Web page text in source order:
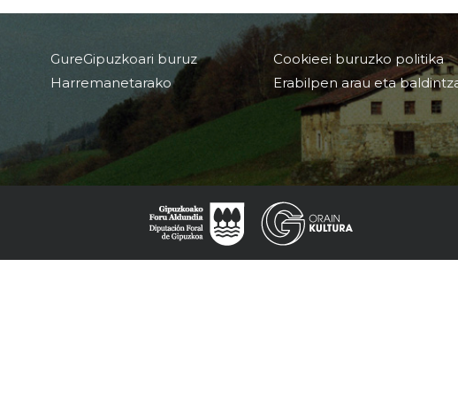
GureGipuzkoari buruz
Harremanetarako
Cookieei buruzko politika
Erabilpen arau eta